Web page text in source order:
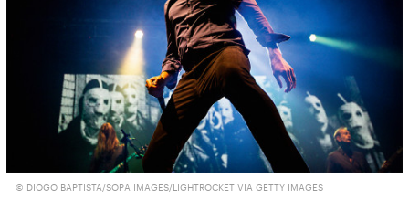
© DIOGO BAPTISTA/SOPA IMAGES/LIGHTROCKET VIA GETTY IMAGES